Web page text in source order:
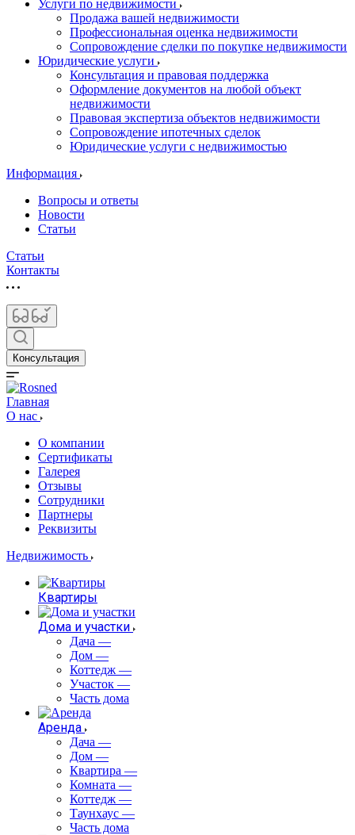
Услуги по недвижимости
Продажа вашей недвижимости
Профессиональная оценка недвижимости
Сопровождение сделки по покупке недвижимости
Юридические услуги
Консультация и правовая поддержка
Оформление документов на любой объект
недвижимости
Правовая экспертиза объектов недвижимости
Сопровождение ипотечных сделок
Юридические услуги с недвижимостью
Информация
Вопросы и ответы
Новости
Статьи
Статьи
Контакты
Консультация
Главная
О нас
О компании
Сертификаты
Галерея
Отзывы
Сотрудники
Партнеры
Реквизиты
Недвижимость
Квартиры
Дома и участки
Дача —
Дом —
Коттедж —
Участок —
Часть дома
Аренда
Дача —
Дом —
Квартира —
Комната —
Коттедж —
Таунхаус —
Часть дома